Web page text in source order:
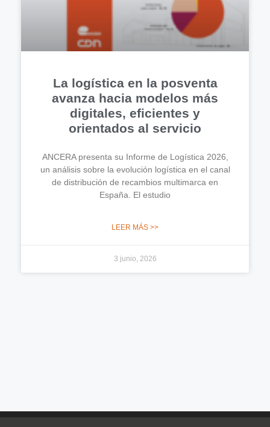
La logística en la posventa
avanza hacia modelos más
digitales, eficientes y
orientados al servicio
ANCERA presenta su Informe de Logística 2026,
un análisis sobre la evolución logística en el canal
de distribución de recambios multimarca en
España. El estudio
LEER MÁS >>
3 junio, 2026